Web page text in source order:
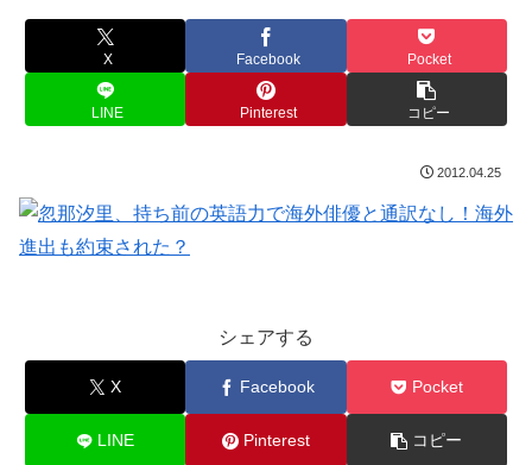
X Facebook Pocket
LINE Pinterest コピー
2012.04.25
シェアする
X Facebook Pocket
LINE Pinterest コピー